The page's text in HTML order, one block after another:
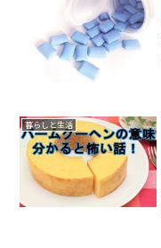
暮らしと生活